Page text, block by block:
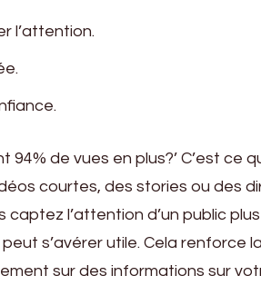
l’attention.
de vues en plus?’ C’est ce
courtes, des stories ou des
l’attention d’un public
peut s’avérer utile. Cela renforce
sur des informations sur